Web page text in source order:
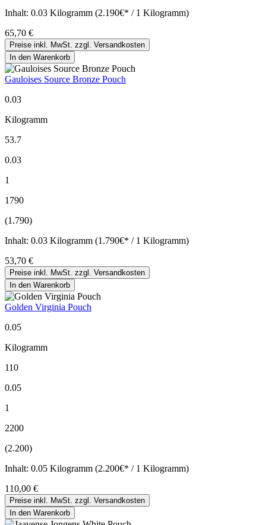
Inhalt: 0.03 Kilogramm (2.190€* / 1 Kilogramm)
65,70 €
Preise inkl. MwSt. zzgl. Versandkosten
In den Warenkorb
Gauloises Source Bronze Pouch
0.03
Kilogramm
53.7
0.03
1
1790
(1.790)
Inhalt: 0.03 Kilogramm (1.790€* / 1 Kilogramm)
53,70 €
Preise inkl. MwSt. zzgl. Versandkosten
In den Warenkorb
Golden Virginia Pouch
0.05
Kilogramm
110
0.05
1
2200
(2.200)
Inhalt: 0.05 Kilogramm (2.200€* / 1 Kilogramm)
110,00 €
Preise inkl. MwSt. zzgl. Versandkosten
In den Warenkorb